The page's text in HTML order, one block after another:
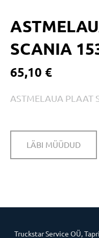
SCANIA
65,10 €
ASTMELAUA PLAAT
LÄBI MÜÜDUD
Truckstar Service OÜ,